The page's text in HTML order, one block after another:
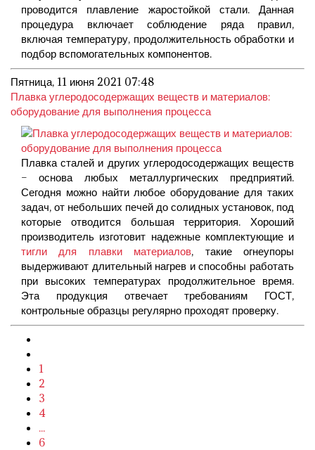
проводится плавление жаростойкой стали. Данная
процедура включает соблюдение ряда правил,
включая температуру, продолжительность обработки и
подбор вспомогательных компонентов.
Пятница, 11 июня 2021 07:48
Плавка углеродосодержащих веществ и материалов:
оборудование для выполнения процесса
Плавка сталей и других углеродосодержащих веществ
– основа любых металлургических предприятий.
Сегодня можно найти любое оборудование для таких
задач, от небольших печей до солидных установок, под
которые отводится большая территория. Хороший
производитель изготовит надежные комплектующие и
тигли для плавки материалов, такие огнеупоры
выдерживают длительный нагрев и способны работать
при высоких температурах продолжительное время.
Эта продукция отвечает требованиям ГОСТ,
контрольные образцы регулярно проходят проверку.
1
2
3
4
...
6